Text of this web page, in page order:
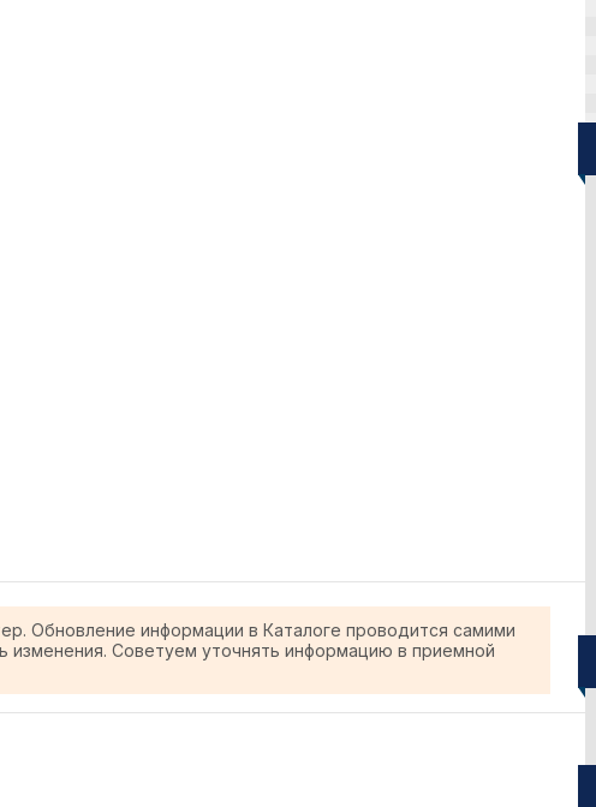
Обновление информации в Каталоге проводится самими
изменения. Советуем уточнять информацию в приемной